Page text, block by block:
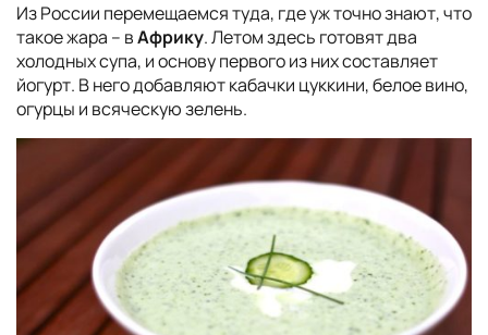
Из России перемещаемся туда, где уж точно знают, что
такое жара – вАфрику. Летом здесь готовят два
холодных супа, и основу первого из них составляет
йогурт. В него добавляют кабачки цуккини, белое вино,
огурцы и всяческую зелень.